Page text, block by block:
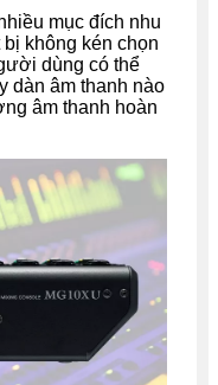
mục đích nhu
không kén chọn
dùng có thể
dàn âm thanh nào
âm thanh hoàn